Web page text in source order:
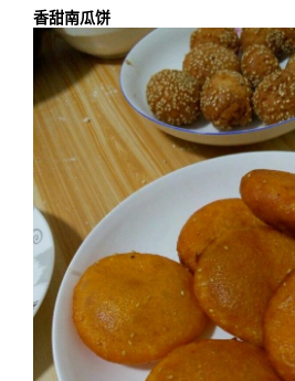
香甜南瓜饼